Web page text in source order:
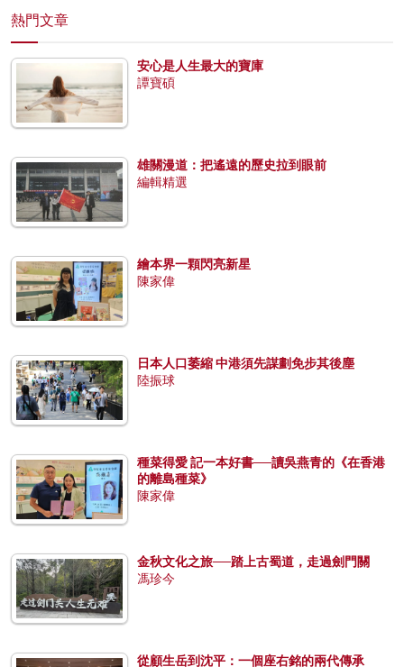
熱門文章
安心是人生最大的寶庫
譚寶碩
雄關漫道：把遙遠的歷史拉到眼前
編輯精選
繪本界一顆閃亮新星
陳家偉
日本人口萎縮 中港須先謀劃免步其後塵
陸振球
種菜得愛 記一本好書──讀吳燕青的《在香港
的離島種菜》
陳家偉
金秋文化之旅──踏上古蜀道，走過劍門關
馮珍今
從顧生岳到沈平：一個座右銘的兩代傳承